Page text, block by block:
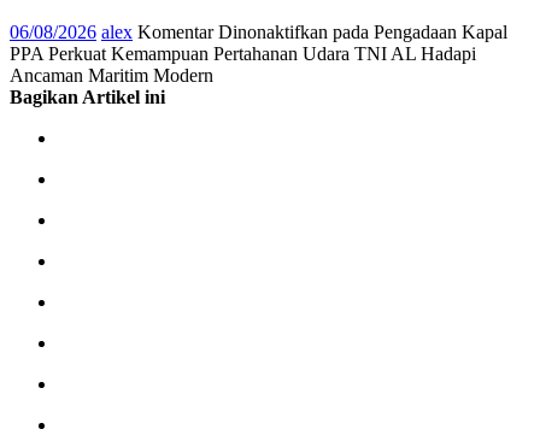
06/08/2026 alex Komentar Dinonaktifkan pada Pengadaan Kapal
PPA Perkuat Kemampuan Pertahanan Udara TNI AL Hadapi
Ancaman Maritim Modern
Bagikan Artikel ini